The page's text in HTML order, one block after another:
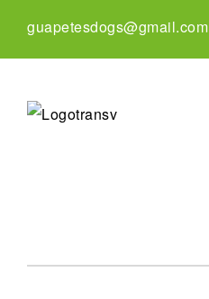
guapetesdogs@gmail.com